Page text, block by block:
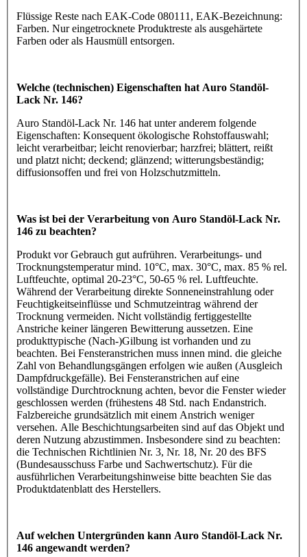
Flüssige Reste nach EAK-Code 080111, EAK-Bezeichnung:
Farben. Nur eingetrocknete Produktreste als ausgehärtete
Farben oder als Hausmüll entsorgen.
Welche (technischen) Eigenschaften hat Auro Standöl-
Lack Nr. 146?
Auro Standöl-Lack Nr. 146 hat unter anderem folgende
Eigenschaften: Konsequent ökologische Rohstoffauswahl;
leicht verarbeitbar; leicht renovierbar; harzfrei; blättert, reißt
und platzt nicht; deckend; glänzend; witterungsbeständig;
diffusionsoffen und frei von Holzschutzmitteln.
Was ist bei der Verarbeitung von Auro Standöl-Lack Nr.
146 zu beachten?
Produkt vor Gebrauch gut aufrühren. Verarbeitungs- und
Trocknungstemperatur mind. 10°C, max. 30°C, max. 85 % rel.
Luftfeuchte, optimal 20-23°C, 50-65 % rel. Luftfeuchte.
Während der Verarbeitung direkte Sonneneinstrahlung oder
Feuchtigkeitseinflüsse und Schmutzeintrag während der
Trocknung vermeiden. Nicht vollständig fertiggestellte
Anstriche keiner längeren Bewitterung aussetzen. Eine
produkttypische (Nach-)Gilbung ist vorhanden und zu
beachten. Bei Fensteranstrichen muss innen mind. die gleiche
Zahl von Behandlungsgängen erfolgen wie außen (Ausgleich
Dampfdruckgefälle). Bei Fensteranstrichen auf eine
vollständige Durchtrocknung achten, bevor die Fenster wieder
geschlossen werden (frühestens 48 Std. nach Endanstrich.
Falzbereiche grundsätzlich mit einem Anstrich weniger
versehen. Alle Beschichtungsarbeiten sind auf das Objekt und
deren Nutzung abzustimmen. Insbesondere sind zu beachten:
die Technischen Richtlinien Nr. 3, Nr. 18, Nr. 20 des BFS
(Bundesausschuss Farbe und Sachwertschutz). Für die
ausführlichen Verarbeitungshinweise bitte beachten Sie das
Produktdatenblatt des Herstellers.
Auf welchen Untergründen kann Auro Standöl-Lack Nr.
146 angewandt werden?